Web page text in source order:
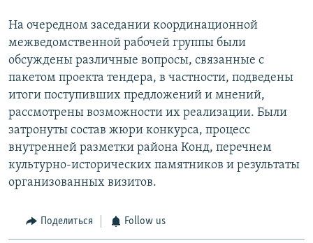
На очередном заседании координационной
межведомственной рабочей группы были
обсуждены различные вопросы, связанные с
пакетом проекта тендера, в частности, подведены
итоги поступивших предложений и мнений,
рассмотрены возможности их реализации. Были
затронуты состав жюри конкурса, процесс
внутренней разметки района Конд, перечнем
культурно-исторических памятников и результаты
организованных визитов.
Поделиться Follow us